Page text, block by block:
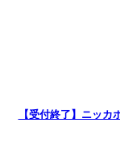
【受付終了】ニッカ